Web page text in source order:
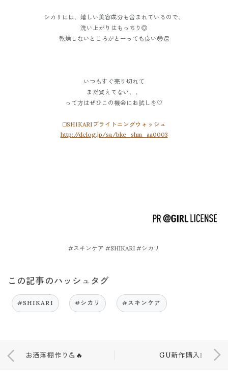
シカリには、嬉しい美容成分も含まれているので、
洗い上がりはもっちり◎
乾燥しないところがとーっても良い😳👏
いつもすぐ売り切れて
まだ買えてない、、
って方はぜひこの機会にお試しを🤍
◻️SHIKARIブライトニングウォッシュ
http://dclog.jp/sa/bke_shm_aa0003
#スキンケア #SHIKARI #シカリ
この記事のハッシュタグ
#SHIKARI #シカリ #スキンケア
お洒落棚作り💪🔥 GU新作購入❕